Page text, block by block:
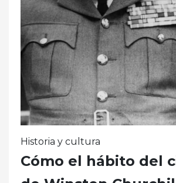
Historia y cultura
Cómo el hábito del